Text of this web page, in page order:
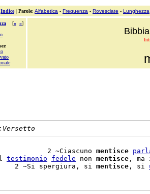
Indice| Parole: Alfabetica - Frequenza - Rovesciate - Lunghezza
[« »]
2 ~Ciascuno mentisce
testimonio fedele non mentisce ,
2 ~Si spergiura, si mentisce , si